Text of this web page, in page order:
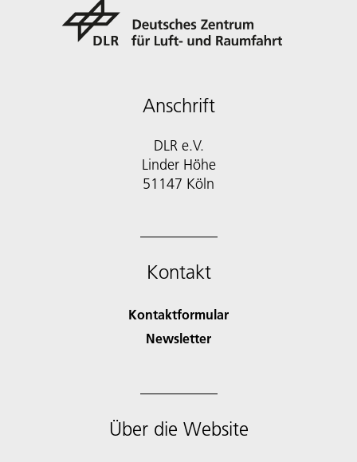
Anschrift
DLR e.V.
Linder Höhe
51147 Köln
Kontakt
Kontaktformular
Newsletter
Über die Website